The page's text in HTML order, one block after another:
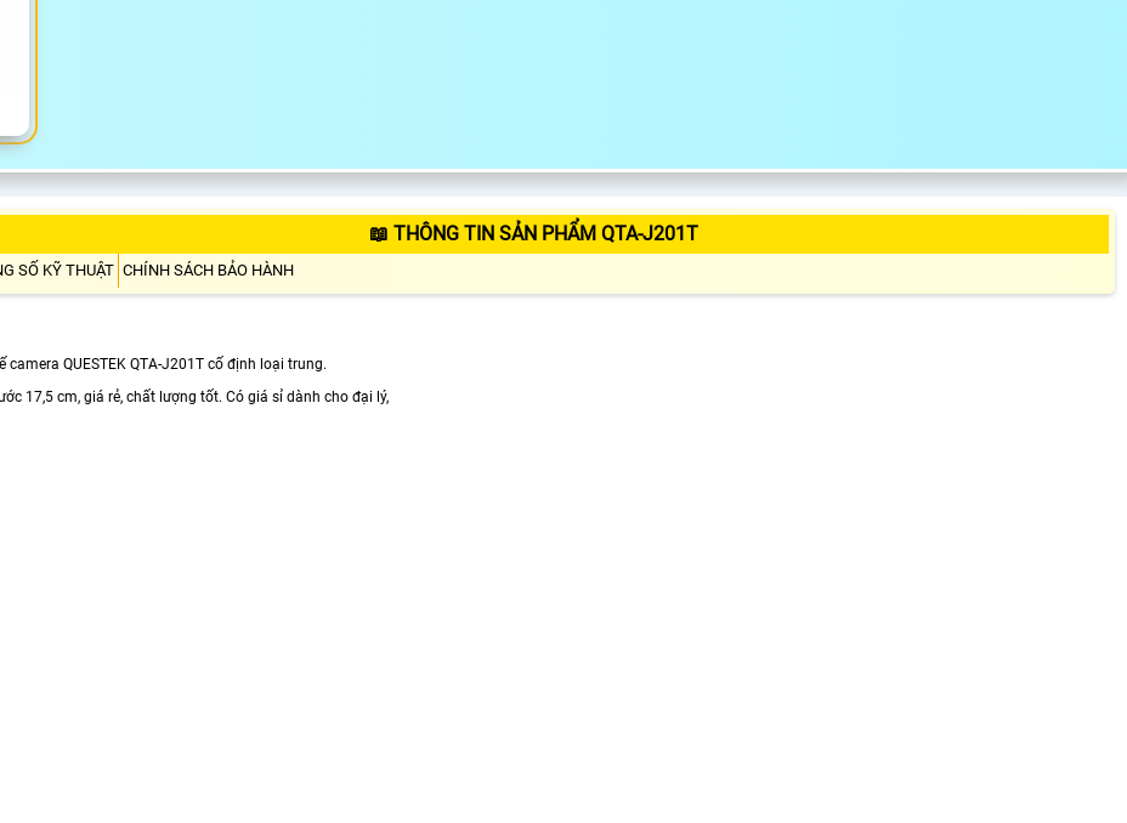
📖 THÔNG TIN SẢN PHẨM QTA-J201T
SỐ KỸ THUẬT CHÍNH SÁCH BẢO HÀNH
camera QUESTEK QTA-J201T cố định loại trung.
17,5 cm, giá rẻ, chất lượng tốt. Có giá sỉ dành cho đại lý,